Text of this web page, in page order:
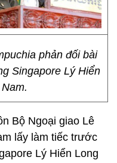
phản đối bài
Singapore Lý Hiển
Bộ Ngoại giao Lê
lấy làm tiếc trước
Lý Hiển Long